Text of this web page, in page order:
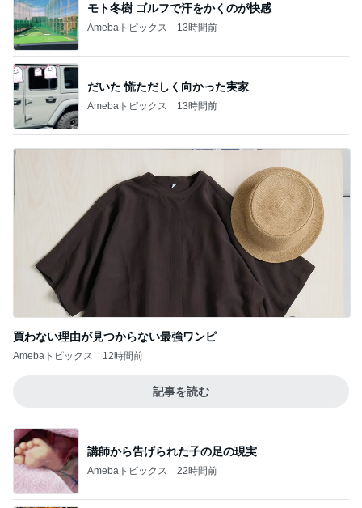
モト冬樹 ゴルフで汗をかくのが快感
Amebaトピックス 13時間前
だいた 慌ただしく向かった実家
Amebaトピックス 13時間前
買わない理由が見つからない最強ワンピ
Amebaトピックス 12時間前
記事を読む
講師から告げられた子の足の現実
Amebaトピックス 22時間前